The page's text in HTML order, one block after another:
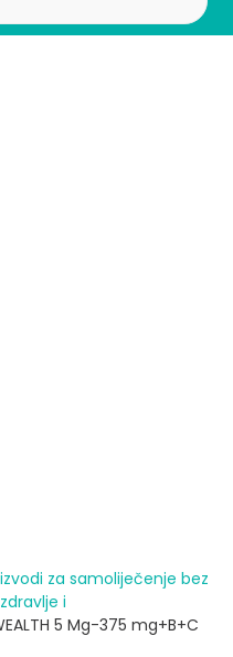
za samoliječenje bez
i
5 Mg-375 mg+B+C